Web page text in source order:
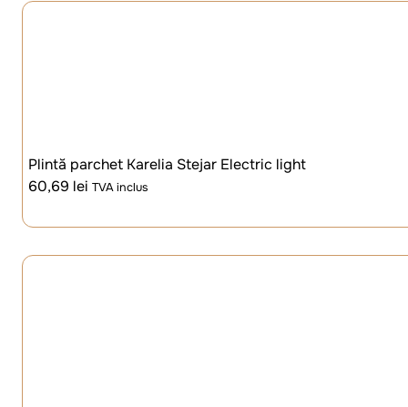
Plintă parchet Karelia Stejar Electric light
60,69 lei TVA inclus